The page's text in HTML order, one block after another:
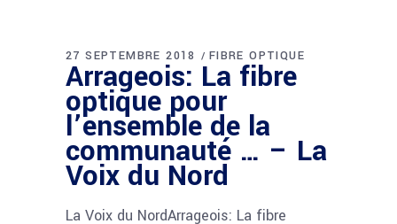
27 SEPTEMBRE 2018 FIBRE OPTIQUE
Arrageois: La fibre
optique pour
l’ensemble de la
communauté … – La
Voix du Nord
La Voix du NordArrageois: La fibre